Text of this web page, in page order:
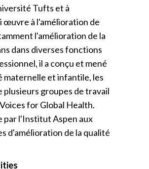
Tufts et à
œuvre à l'amélioration de
l'amélioration de la
dans diverses fonctions
il a conçu et mené
maternelle et infantile, les
plusieurs groupes de travail
for Global Health.
par l'Institut Aspen aux
d'amélioration de la qualité